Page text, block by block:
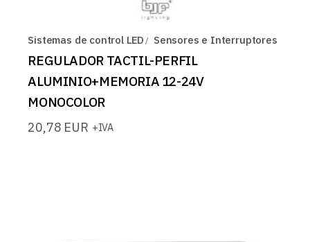
Sistemas de control LED Sensores e Interruptores
REGULADOR TACTIL-PERFIL
ALUMINIO+MEMORIA 12-24V
MONOCOLOR
20,78 EUR +IVA